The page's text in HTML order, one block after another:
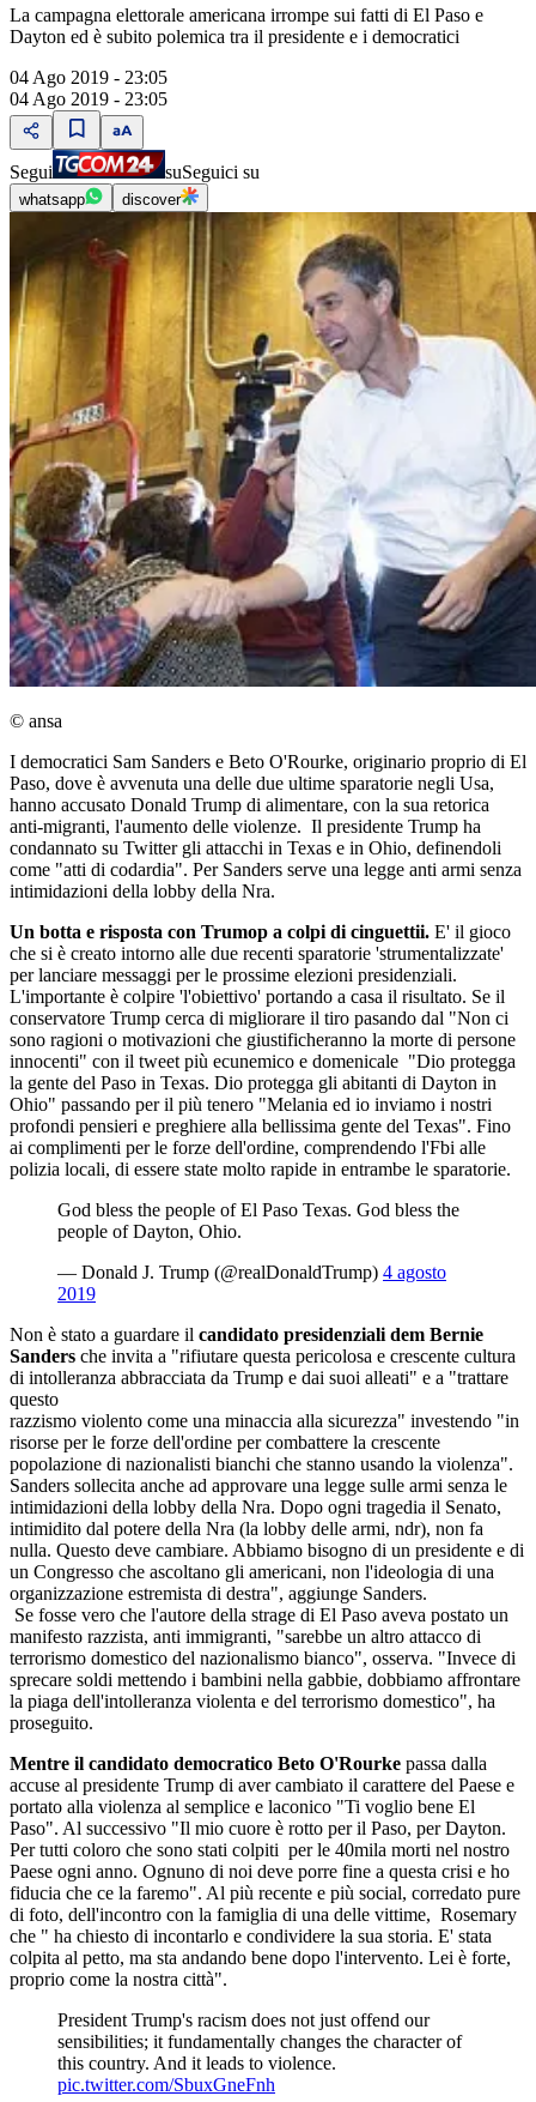
La campagna elettorale americana irrompe sui fatti di El Paso e
Dayton ed è subito polemica tra il presidente e i democratici
04 Ago 2019 - 23:05
04 Ago 2019 - 23:05
Segui suSeguici su
whatsapp discover
© ansa
I democratici Sam Sanders e Beto O'Rourke, originario proprio di El
Paso, dove è avvenuta una delle due ultime sparatorie negli Usa,
hanno accusato Donald Trump di alimentare, con la sua retorica
anti-migranti, l'aumento delle violenze. Il presidente Trump ha
condannato su Twitter gli attacchi in Texas e in Ohio, definendoli
come "atti di codardia". Per Sanders serve una legge anti armi senza
intimidazioni della lobby della Nra.
Un botta e risposta con Trumop a colpi di cinguettii. E' il gioco
che si è creato intorno alle due recenti sparatorie 'strumentalizzate'
per lanciare messaggi per le prossime elezioni presidenziali.
L'importante è colpire 'l'obiettivo' portando a casa il risultato. Se il
conservatore Trump cerca di migliorare il tiro pasando dal "Non ci
sono ragioni o motivazioni che giustificheranno la morte di persone
innocenti" con il tweet più ecunemico e domenicale "Dio protegga
la gente del Paso in Texas. Dio protegga gli abitanti di Dayton in
Ohio" passando per il più tenero "Melania ed io inviamo i nostri
profondi pensieri e preghiere alla bellissima gente del Texas". Fino
ai complimenti per le forze dell'ordine, comprendendo l'Fbi alle
polizia locali, di essere state molto rapide in entrambe le sparatorie.
God bless the people of El Paso Texas. God bless the
people of Dayton, Ohio.
— Donald J. Trump (@realDonaldTrump) 4 agosto
2019
Non è stato a guardare il candidato presidenziali dem Bernie
Sanders che invita a "rifiutare questa pericolosa e crescente cultura
di intolleranza abbracciata da Trump e dai suoi alleati" e a "trattare
questo
razzismo violento come una minaccia alla sicurezza" investendo "in
risorse per le forze dell'ordine per combattere la crescente
popolazione di nazionalisti bianchi che stanno usando la violenza".
Sanders sollecita anche ad approvare una legge sulle armi senza le
intimidazioni della lobby della Nra. Dopo ogni tragedia il Senato,
intimidito dal potere della Nra (la lobby delle armi, ndr), non fa
nulla. Questo deve cambiare. Abbiamo bisogno di un presidente e di
un Congresso che ascoltano gli americani, non l'ideologia di una
organizzazione estremista di destra", aggiunge Sanders.
Se fosse vero che l'autore della strage di El Paso aveva postato un
manifesto razzista, anti immigranti, "sarebbe un altro attacco di
terrorismo domestico del nazionalismo bianco", osserva. "Invece di
sprecare soldi mettendo i bambini nella gabbie, dobbiamo affrontare
la piaga dell'intolleranza violenta e del terrorismo domestico", ha
proseguito.
Mentre il candidato democratico Beto O'Rourke passa dalla
accuse al presidente Trump di aver cambiato il carattere del Paese e
portato alla violenza al semplice e laconico "Ti voglio bene El
Paso". Al successivo "Il mio cuore è rotto per il Paso, per Dayton.
Per tutti coloro che sono stati colpiti per le 40mila morti nel nostro
Paese ogni anno. Ognuno di noi deve porre fine a questa crisi e ho
fiducia che ce la faremo". Al più recente e più social, corredato pure
di foto, dell'incontro con la famiglia di una delle vittime, Rosemary
che " ha chiesto di incontarlo e condividere la sua storia. E' stata
colpita al petto, ma sta andando bene dopo l'intervento. Lei è forte,
proprio come la nostra città".
President Trump's racism does not just offend our
sensibilities; it fundamentally changes the character of
this country. And it leads to violence.
pic.twitter.com/SbuxGneFnh